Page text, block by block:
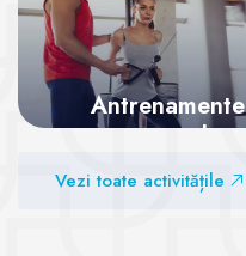
Antrenamente
personale
Vezi toate activitățile